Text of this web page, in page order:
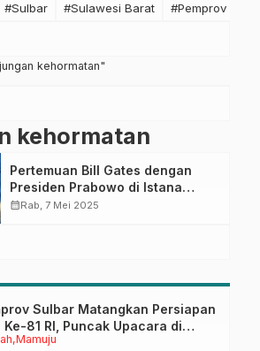
#Sulbar #Sulawesi Barat #Pemprov
kehormatan"
kehormatan
Pertemuan Bill Gates dengan
Presiden Prabowo di Istana
Merdeka, Bahas Kerja Sama
calendar_monthRab, 7 Mei 2025
Mamuju
Sulbar Matangkan Persiapan
Ke-81 RI, Puncak Upacara di
Ahmad Kirang